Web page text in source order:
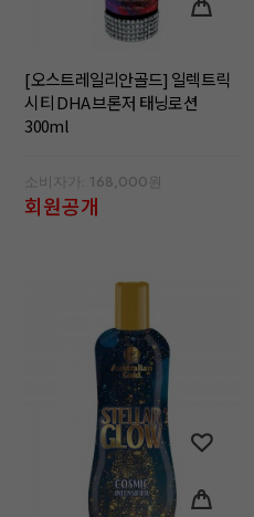
[오스트레일리안골드] 일렉트릭
시티 DHA 브론저 태닝로션
300ml
소비자가: 168,000원
회원공개